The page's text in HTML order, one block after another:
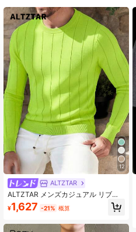
4.86 28K フォロワー
28K フォロワー
4.86 28K フォロワー
4.86 28K フォロワー
4.86 28K フォロワー
12
ALTZTAR
ALTZTAR メンズカジュアル リブニ
ットセーター、ラウンドネック、ミ
ニマリストでファッショナブル、デ
¥1,627 -21% 概算